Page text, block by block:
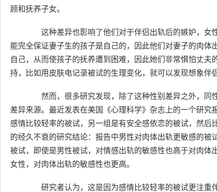
顾和抚养子女。
这种差异也影响了他们对于伴侣出轨后的嫉妒，女
能完全保证妻子生的孩子是自己的，因此他们对妻子的肉
自己，从而使孩子的抚养遭到困难，因此她们非常惧怕丈夫
持，比如用皮肤电记录被试的生理变化，就可以发现想象伴
然而，很多研究发现，除了这种性别差异之外，同
差异来源。最近发表在美国《心理科学》杂志上的一个研
感情比较轻率的被试，另一组是有安全感依恋的被试，然
的经久不衰的研究结论：报告中男性对肉体出轨更敏感的
被试，即使是男性被试，对情感出轨的敏感性也高于对肉
女性，对肉体出轨的敏感性也更高。
研究者认为，这是因为感情比较轻率的被试更注重